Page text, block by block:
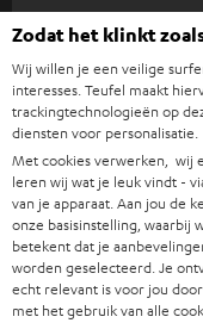
e
u
w
s
b
r
i
e
f
HIFI-SPEAKERS
SMART HOME
BLUETOOTH
KOPTELEFOONS
BLUETOOTH
SUPPORT
CARRIÈRE
PERS & MARKETING
B2B
PARTNERPROGRAMMA
BLOG
Teufel online shops
DUITSLAND
OOSTENRIJK
ZWITSERLAND
NEDERLAND
Zodat het klinkt
Wij willen je een veilige
interesses. Teufel maakt
trackingtechnologieën op
diensten voor personalisatie.
Met cookies verwerken, wij
leren wij wat je leuk vindt -
van je apparaat. Aan jou de
onze basisinstelling, waarbij
betekent dat je
worden geselecteerd. Je
echt relevant is voor jou
met het gebruik van alle